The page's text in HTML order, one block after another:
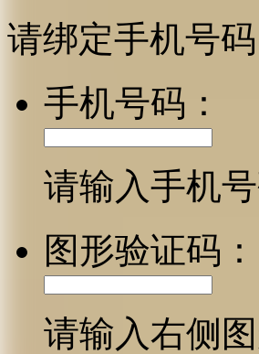
请绑定手机号
手机号码：
请输入手机
图形验证码：
请输入右侧